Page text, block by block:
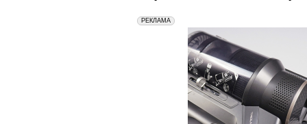
erid: 2VfnxxmNzs5
РЕКЛАМА